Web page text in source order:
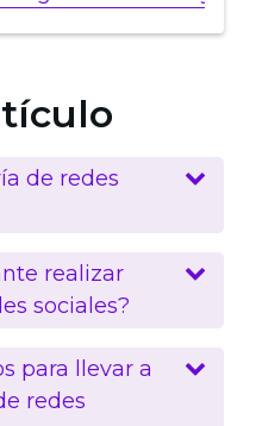
de redes
realizar
sociales?
para llevar a
redes